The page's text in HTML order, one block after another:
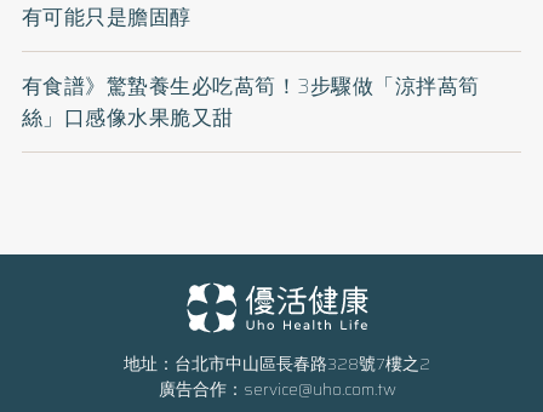
有可能只是膽固醇
有食譜》驚蟄養生必吃萵筍！3步驟做「涼拌萵筍
絲」口感像水果脆又甜
地址：台北市中山區長春路328號7樓之2
廣告合作： service@uho.com.tw